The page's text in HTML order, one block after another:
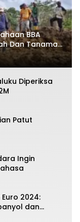
BBA
Dan Tanaman
Minta Pangdam
Diperiksa
Patut
Ingin
2024:
dan